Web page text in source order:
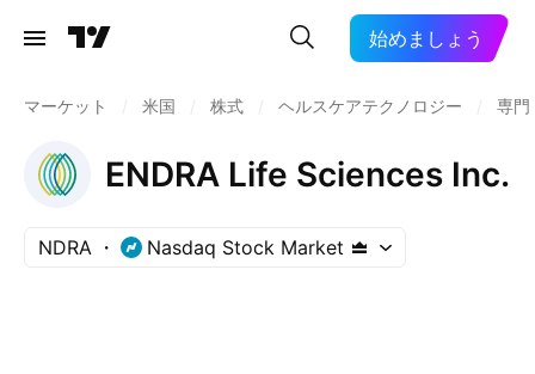
始めましょう
マーケット 米国 株式 ヘルスケアテクノロジー 専門
ENDRA Life Sciences Inc.
NDRA Nasdaq Stock Market